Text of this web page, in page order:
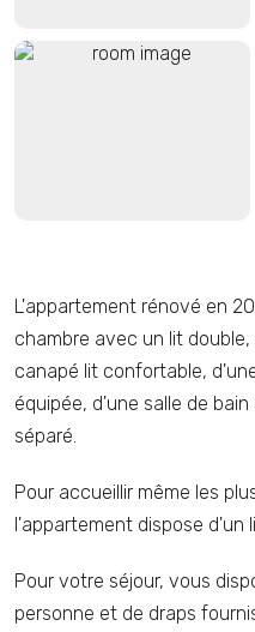
L'appartement rénové en
chambre avec un lit
canapé lit confortable,
équipée, d'une salle de
séparé.
Pour accueillir même les
l'appartement dispose d'un
Pour votre séjour, vous
personne et de draps